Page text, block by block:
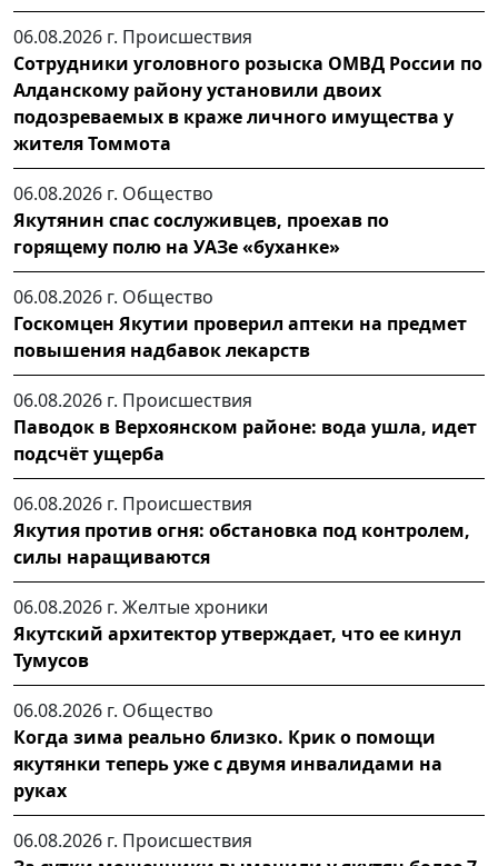
06.08.2026 г. Происшествия
Сотрудники уголовного розыска ОМВД России по
Алданскому району установили двоих
подозреваемых в краже личного имущества у
жителя Томмота
06.08.2026 г. Общество
Якутянин спас сослуживцев, проехав по
горящему полю на УАЗе «буханке»
06.08.2026 г. Общество
Госкомцен Якутии проверил аптеки на предмет
повышения надбавок лекарств
06.08.2026 г. Происшествия
Паводок в Верхоянском районе: вода ушла, идет
подсчёт ущерба
06.08.2026 г. Происшествия
Якутия против огня: обстановка под контролем,
силы наращиваются
06.08.2026 г. Желтые хроники
Якутский архитектор утверждает, что ее кинул
Тумусов
06.08.2026 г. Общество
Когда зима реально близко. Крик о помощи
якутянки теперь уже с двумя инвалидами на
руках
06.08.2026 г. Происшествия